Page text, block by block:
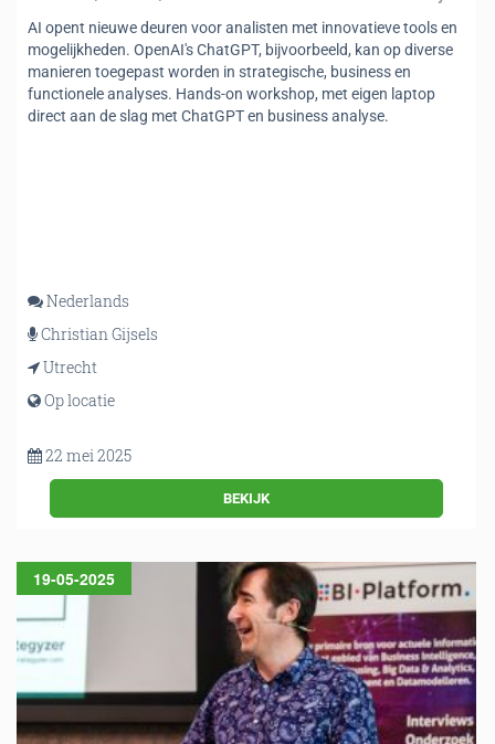
AI opent nieuwe deuren voor analisten met innovatieve tools en
mogelijkheden. OpenAI's ChatGPT, bijvoorbeeld, kan op diverse
manieren toegepast worden in strategische, business en
functionele analyses. Hands-on workshop, met eigen laptop
direct aan de slag met ChatGPT en business analyse.
Nederlands
Christian Gijsels
Utrecht
Op locatie
22 mei 2025
BEKIJK
19-05-2025